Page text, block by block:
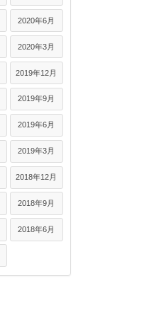
2020年6月
2020年3月
2019年12月
2019年9月
2019年6月
2019年3月
2018年12月
2018年9月
2018年6月